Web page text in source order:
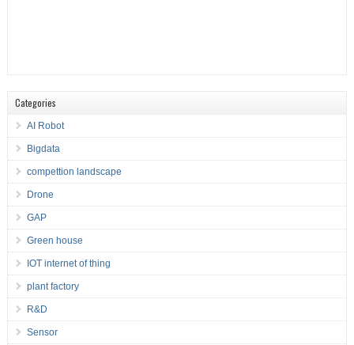
Categories
AI Robot
Bigdata
compettion landscape
Drone
GAP
Green house
IOT internet of thing
plant factory
R&D
Sensor